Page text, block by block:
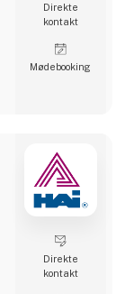
Direkte
kontakt
Møde­booking
Direkte
kontakt